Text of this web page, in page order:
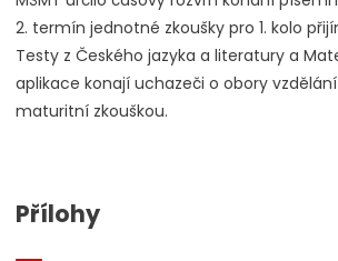
2. termín jednotné zkoušky pro 1. kolo
Testy z Českého jazyka a literatury a
aplikace konají uchazeči o obory
maturitní zkouškou.
Přílohy